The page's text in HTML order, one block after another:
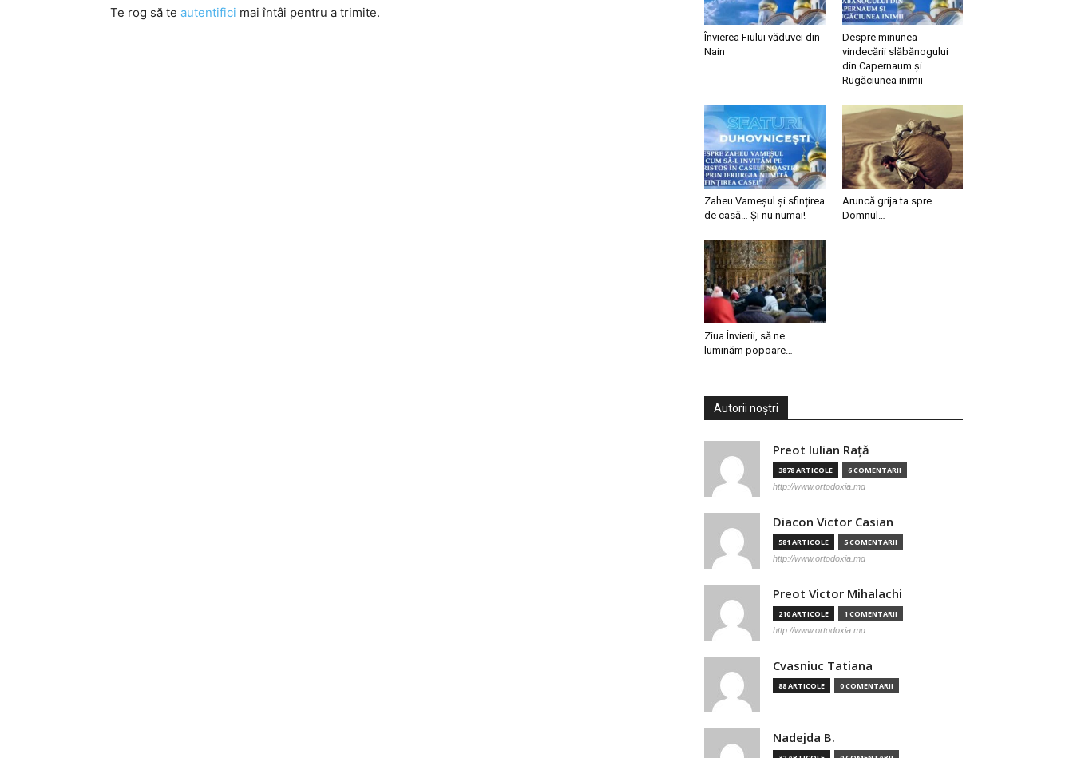
Te rog să te autentifici mai întâi pentru a trimite.
Învierea Fiului văduvei din
Nain
Despre minunea
vindecării slăbănogului
din Capernaum și
Rugăciunea inimii
Zaheu Vameșul și sfințirea
de casă… Și nu numai!
Aruncă grija ta spre
Domnul…
Ziua Învierii, să ne
luminăm popoare…
Autorii noștri
Preot Iulian Raţă
3878 ARTICOLE 6 COMENTARII
http://www.ortodoxia.md
Diacon Victor Casian
581 ARTICOLE 5 COMENTARII
http://www.ortodoxia.md
Preot Victor Mihalachi
210 ARTICOLE 1 COMENTARII
http://www.ortodoxia.md
Cvasniuc Tatiana
88 ARTICOLE 0 COMENTARII
Nadejda B.